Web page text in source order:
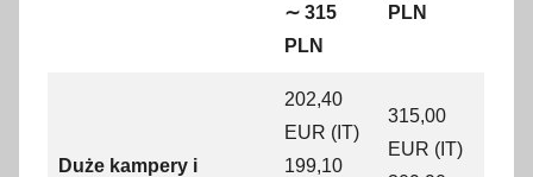
∼ 315
PLN
PLN
Duże kampery i
202,40
EUR (IT)
199,10
315,00
EUR (IT)